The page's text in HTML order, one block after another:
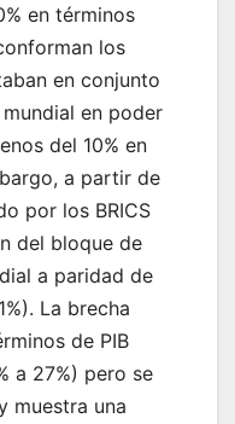
en términos
los
en conjunto
en poder
del 10% en
a partir de
por los BRICS
del bloque de
a paridad de
La brecha
de PIB
a 27%) pero se
muestra una